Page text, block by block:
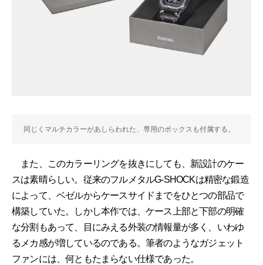
同じくマルチカラーがあしらわれた、専用のボックスも付属する。
また、このカラーリングを抜きにしても、新設計のケー
スは素晴らしい。従来のフルメタルG-SHOCKは精密な鍛造
によって、ベゼルからケースサイドまでをひとつの部品で
構築していた。しかし本作では、ケース上部と下部の明確
な分割もあって、目にみえる外装の情報量が多く、いわゆ
るメカ感が増しているのである。筆者のようなガジェット
ファンには、何ともたまらない仕様であった。